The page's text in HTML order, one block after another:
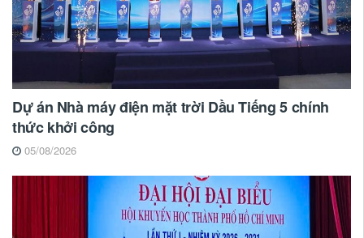
Dự án Nhà máy điện mặt trời Dầu Tiếng 5 chính
thức khởi công
05/08/2026